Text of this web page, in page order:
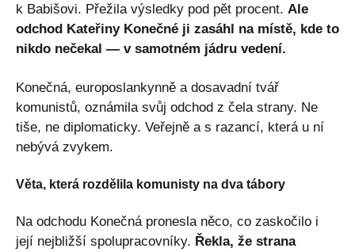
k Babišovi. Přežila výsledky pod pět procent. Ale
odchod Kateřiny Konečné ji zasáhl na místě, kde to
nikdo nečekal — v samotném jádru vedení.
Konečná, europoslankynně a dosavadní tvář
komunistů, oznámila svůj odchod z čela strany. Ne
tiše, ne diplomaticky. Veřejně a s razancí, která u ní
nebývá zvykem.
Věta, která rozdělila komunisty na dva tábory
Na odchodu Konečná pronesla něco, co zaskočilo i
její nejbližší spolupracovníky. Řekla, že strana